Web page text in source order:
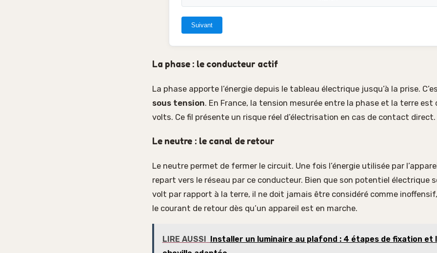
Suivant
La phase : le conducteur actif
La phase apporte l’énergie depuis le tableau électrique jusqu’à la prise.
sous tension. En France, la tension mesurée entre la phase et la terre est
volts. Ce fil présente un risque réel d’électrisation en cas de contact direct.
Le neutre : le canal de retour
Le neutre permet de fermer le circuit. Une fois l’énergie utilisée par
repart vers le réseau par ce conducteur. Bien que son potentiel électrique
volt par rapport à la terre, il ne doit jamais être considéré comme
le courant de retour dès qu’un appareil est en marche.
LIRE AUSSI Installer un luminaire au plafond : 4 étapes de fixation et